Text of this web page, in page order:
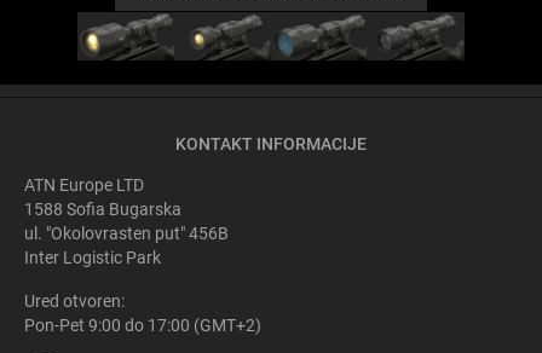
KONTAKT INFORMACIJE
ATN Europe LTD
1588 Sofia Bugarska
ul. "Okolovrasten put" 456B
Inter Logistic Park
Ured otvoren:
Pon-Pet 9:00 do 17:00 (GMT+2)